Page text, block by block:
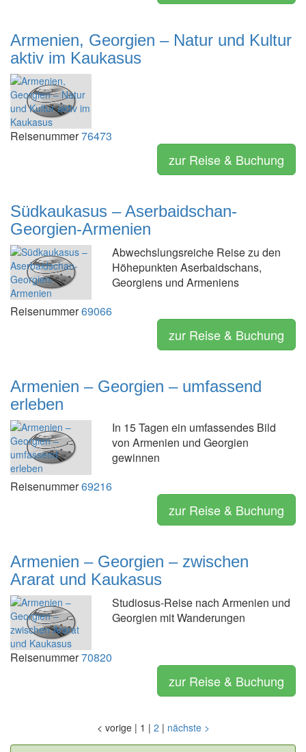
Armenien, Georgien – Natur und Kultur
aktiv im Kaukasus
Reisenummer76473
zur Reise & Buchung
Südkaukasus – Aserbaidschan-
Georgien-Armenien
Abwechslungsreiche Reise zu den
Höhepunkten Aserbaidschans,
Georgiens und Armeniens
Reisenummer69066
zur Reise & Buchung
Armenien – Georgien – umfassend
erleben
In 15 Tagen ein umfassendes Bild
von Armenien und Georgien
gewinnen
Reisenummer69216
zur Reise & Buchung
Armenien – Georgien – zwischen
Ararat und Kaukasus
Studiosus-Reise nach Armenien und
Georgien mit Wanderungen
Reisenummer70820
zur Reise & Buchung
< vorige | 1 | 2 | nächste >